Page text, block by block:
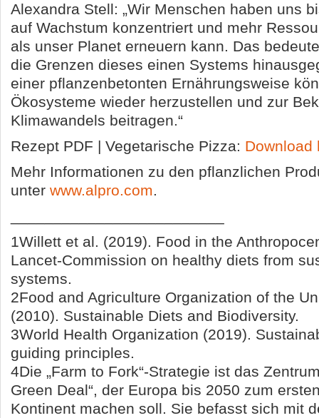
Alexandra Stell: „Wir Menschen haben uns
auf Wachstum konzentriert und mehr
als unser Planet erneuern kann. Das
die Grenzen dieses einen Systems
einer pflanzenbetonten Ernährungsweise
Ökosysteme wieder herzustellen und zur
Klimawandels beitragen.“
Rezept PDF | Vegetarische Pizza: Download
Mehr Informationen zu den pflanzlichen
unter www.alpro.com.
1Willett et al. (2019). Food in the
Lancet-Commission on healthy diets from
systems.
2Food and Agriculture Organization of the
(2010). Sustainable Diets and Biodiversity.
3World Health Organization (2019).
guiding principles.
4Die „Farm to Fork“-Strategie ist das
Green Deal“, der Europa bis 2050 zum
Kontinent machen soll. Sie befasst sich mit